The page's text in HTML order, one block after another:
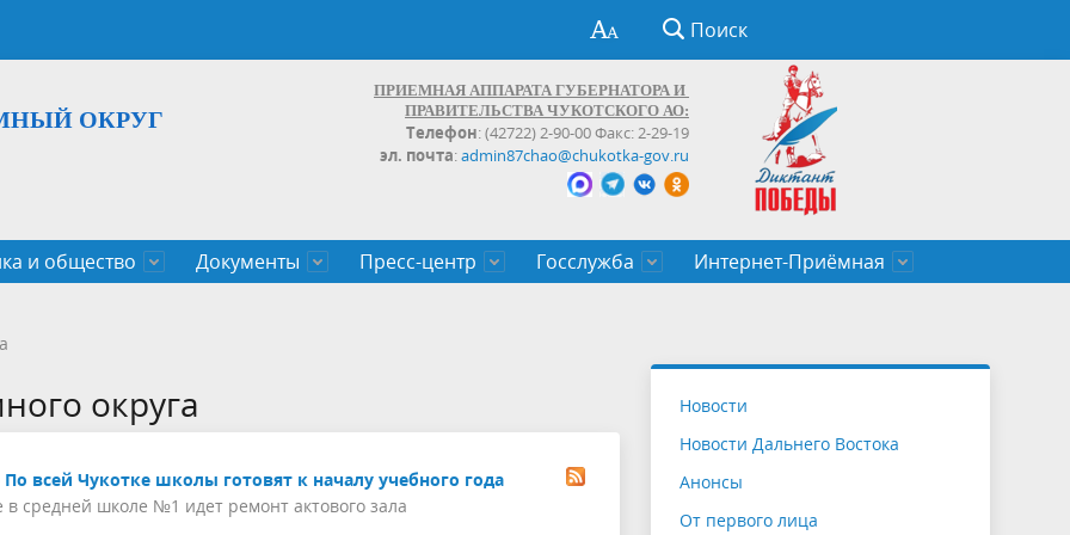
Поиск
ОКРУГ
ПРИЕМНАЯ АППАРАТА ГУБЕРНАТОРА И
ПРАВИТЕЛЬСТВА ЧУКОТСКОГО АО:
Телефон: (42722) 2-90-00 Факс: 2-29-19
эл. почта:admin87chao@chukotka-gov.ru
округа
и общество
проекты
Документы
Чукотского АО
Пресс-центр
Востока
Госслужба
служащих Чукотского автономного
Интернет-Приёмная
и график личных
округа
По всей Чукотке школы готовят к началу учебного года
средней школе №1 идет ремонт актового зала
Новости
Новости Дальнего Востока
Анонсы
От первого лица